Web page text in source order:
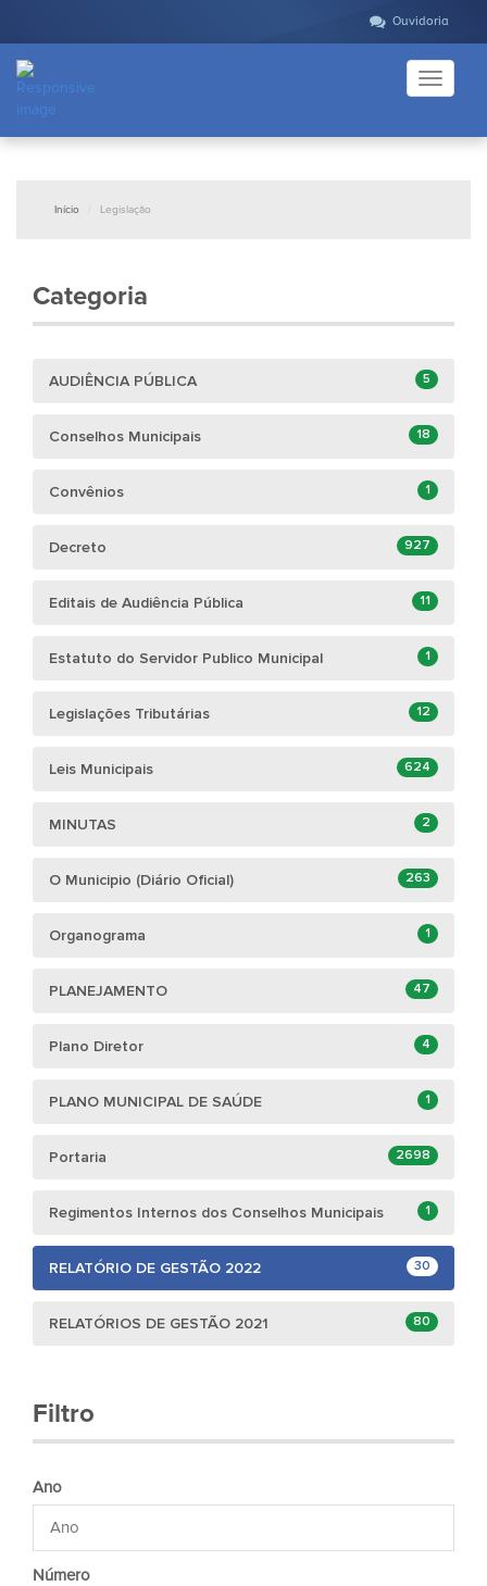
Ouvidoria
Toggle
Início Legislação
Categoria
AUDIÊNCIA PÚBLICA 5
Conselhos Municipais 18
Convênios 1
Decreto 927
Editais de Audiência Pública 11
Estatuto do Servidor Publico Municipal 1
Legislações Tributárias 12
Leis Municipais 624
MINUTAS 2
O Municipio (Diário Oficial) 263
Organograma 1
PLANEJAMENTO 47
Plano Diretor 4
PLANO MUNICIPAL DE SAÚDE 1
Portaria 2698
Regimentos Internos dos Conselhos Municipais 1
RELATÓRIO DE GESTÃO 2022 30
RELATÓRIOS DE GESTÃO 2021 80
Filtro
Ano
Número